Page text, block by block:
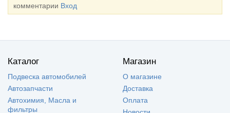
комментарии Вход
Каталог
Подвеска автомобилей
Автозапчасти
Автохимия, Масла и
фильтры
Магазин
О магазине
Доставка
Оплата